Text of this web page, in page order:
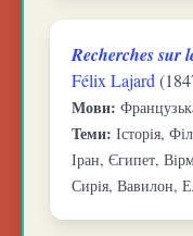
Recherches sur
Félix Lajard
Мови:
Теми: Історія,
Іран, Єгипет,
Сирія, Вавилон,